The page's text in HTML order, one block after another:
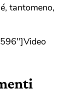
tantomeno,